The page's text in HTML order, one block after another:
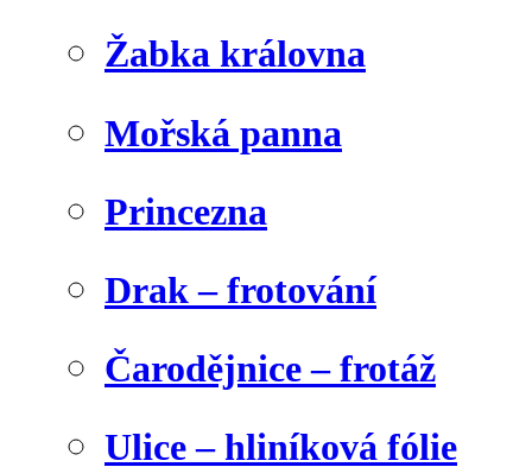
Žabka královna
Mořská panna
Princezna
Drak – frotování
Čarodějnice – frotáž
Ulice – hliníková fólie